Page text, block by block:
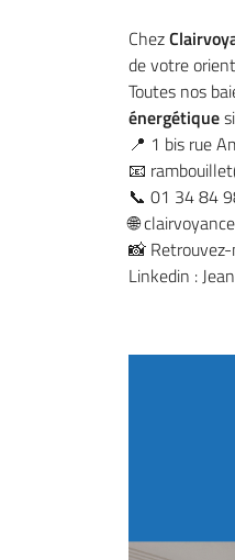
Chez
de votre
Toutes nos
énergétique
📍 1 bis rue
📧
📞 01 34 84
🌐
📸
Linkedin :